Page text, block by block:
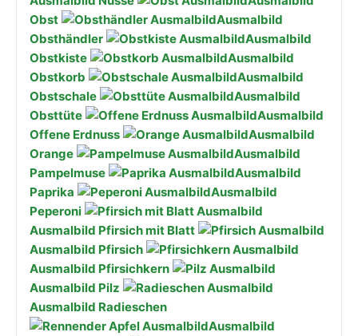
Obst
Ausmalbild
Obsthändler
Ausmalbild
Obstkiste
Ausmalbild
Obstkorb
Ausmalbild
Obstschale
Ausmalbild
Obsttüte
Ausmalbild
Offene Erdnuss
Ausmalbild
Orange
Ausmalbild
Pampelmuse
Ausmalbild
Paprika
Ausmalbild
Peperoni
Ausmalbild Pfirsich mit Blatt
Ausmalbild Pfirsich
Ausmalbild Pfirsichkern
Ausmalbild Pilz
Ausmalbild Radieschen
Ausmalbild